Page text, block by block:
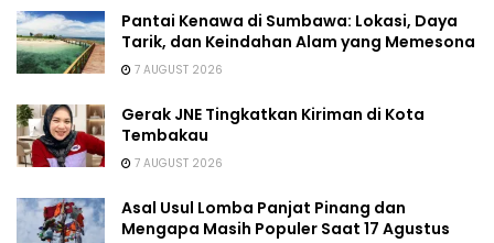
Pantai Kenawa di Sumbawa: Lokasi, Daya
Tarik, dan Keindahan Alam yang Memesona
7 AUGUST 2026
Gerak JNE Tingkatkan Kiriman di Kota
Tembakau
7 AUGUST 2026
Asal Usul Lomba Panjat Pinang dan
Mengapa Masih Populer Saat 17 Agustus